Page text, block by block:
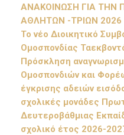
ΑΝΑΚΟΙΝΩΣΗ ΓΙΑ ΤΗΝ
ΑΘΛΗΤΩΝ -ΤΡΙΩΝ 2026
Το νέο Διοικητικό
Ομοσπονδίας
Πρόσκληση
Ομοσπονδιών και
έγκρισης αδειών
σχολικές μονάδες
Δευτεροβάθμιας
σχολικό έτος 2026-